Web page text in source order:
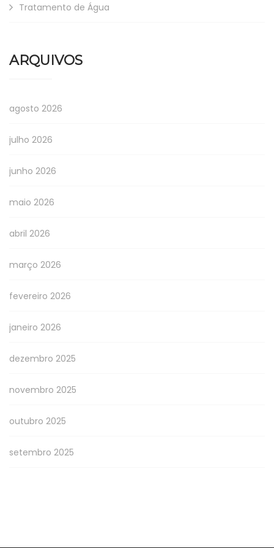
Tratamento de Água
ARQUIVOS
agosto 2026
julho 2026
junho 2026
maio 2026
abril 2026
março 2026
fevereiro 2026
janeiro 2026
dezembro 2025
novembro 2025
outubro 2025
setembro 2025